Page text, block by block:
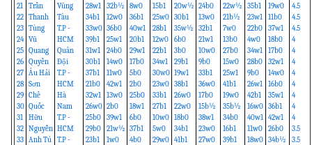
21
22
23
24
25
26
27
28
29
30
31
32
33
Trần
Thanh
Tùng
Vũ
Quang
Quyền
Âu Hải
Sơn
Chế
Quốc
Hữu
Nguyễn
Anh Tú
Vũng
Tàu
T.P -
HCM
Quân
Đội
T.P -
HCM
Hà
Nam
T.P -
HCM
T.P -
28w1
34b1
33w0
39b1
31w1
30b1
37b1
21b0
32w1
26w0
25b0
29b0
23b1
32b½
12w0
36b0
25w1
24b0
14w0
11w0
42w1
13w0
2b0
39w1
21w½
1w0
8w0
36b1
40w1
20b1
29w1
17b0
5b0
2b0
25b0
18w1
6b0
37b1
4b0
15b1
25w0
28b1
12w0
22b1
34w1
30w0
23w0
33b1
27b1
10w0
5w0
29w0
20w½
30b1
35w½
6b0
3b0
29b1
19w1
38b1
26w0
22w0
18b0
34b1
41b1
24b0
13w0
32b1
21w1
10w0
9b0
33b1
36w0
17b0
15b½
38w1
23w0
27w0
22w½
21b½
7w0
13b0
27b0
15w0
25w1
41b1
19w0
35b½
34b0
16b1
39b1
35b1
23w1
22b0
4w0
34w1
28b0
9b0
26w1
42b1
16w0
40w1
11w0
18w0
19w0
11b0
37w1
18b0
17b0
32w1
14w0
16b0
35w1
36b1
42w1
26b0
34b½
4.5
4.5
4.5
4
4
4
4
4
4
4
4
3.5
3.5